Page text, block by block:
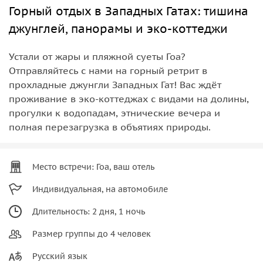
Горный отдых в Западных Гатах: тишина
джунглей, панорамы и эко-коттеджи
Устали от жары и пляжной суеты Гоа?
Отправляйтесь с нами на горный ретрит в
прохладные джунгли Западных Гат! Вас ждёт
проживание в эко-коттеджах с видами на долины,
прогулки к водопадам, этнические вечера и
полная перезагрузка в объятиях природы.
Место встречи: Гоа, ваш отель
Индивидуальная, на автомобиле
Длительность: 2 дня, 1 ночь
Размер группы до 4 человек
Русский язык